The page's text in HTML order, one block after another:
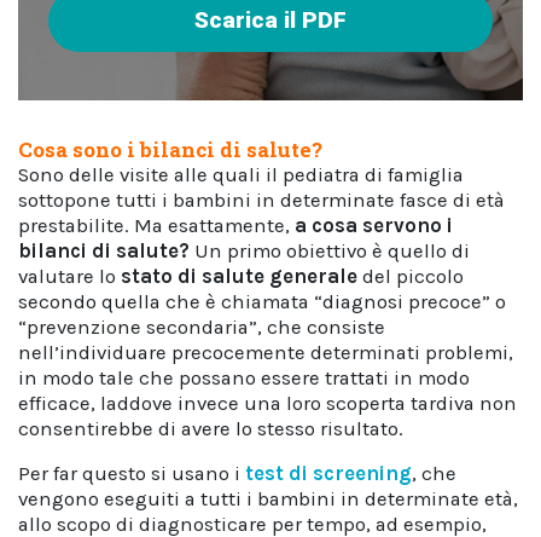
Scarica il PDF
Cosa sono i bilanci di salute?
Sono delle visite alle quali il pediatra di famiglia
sottopone tutti i bambini in determinate fasce di età
prestabilite. Ma esattamente, a cosa servono i
bilanci di salute? Un primo obiettivo è quello di
valutare lo stato di salute generale del piccolo
secondo quella che è chiamata “diagnosi precoce” o
“prevenzione secondaria”, che consiste
nell’individuare precocemente determinati problemi,
in modo tale che possano essere trattati in modo
efficace, laddove invece una loro scoperta tardiva non
consentirebbe di avere lo stesso risultato.
Per far questo si usano i test di screening, che
vengono eseguiti a tutti i bambini in determinate età,
allo scopo di diagnosticare per tempo, ad esempio,